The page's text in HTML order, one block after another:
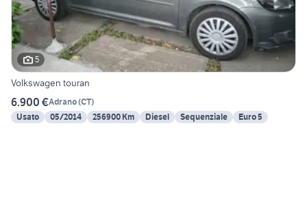
5
Volkswagen touran
6.900 €Adrano(CT)
Usato
05/2014 256900 Km Diesel Sequenziale Euro 5